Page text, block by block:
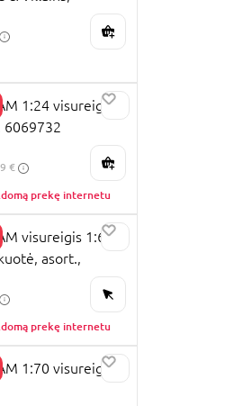
1:24 visureigis
6069732
€
prekę internetu
visureigis 1:64,
asort.,
prekę internetu
1:70 visureigis,